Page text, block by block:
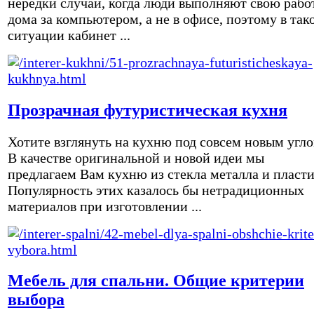
дома за компьютером, а не в офисе, поэтому в
ситуации кабинет ...
Прозрачная футуристическая кухня
Хотите взглянуть на кухню под совсем новым
В качестве оригинальной и новой идеи мы
предлагаем Вам кухню из стекла металла и
Популярность этих казалось бы нетрадиционных
материалов при изготовлении ...
Мебель для спальни. Общие критерии
выбора